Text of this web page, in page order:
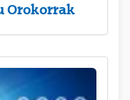
Orokorrak